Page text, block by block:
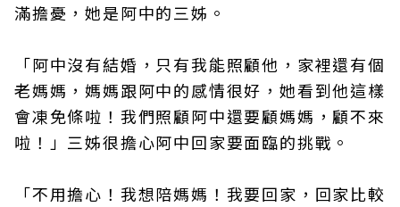
滿擔憂，她是阿中的三姊。
「阿中沒有結婚，只有我能照顧他，家裡還有個
老媽媽，媽媽跟阿中的感情很好，她看到他這樣
會凍免條啦！我們照顧阿中還要顧媽媽，顧不來
啦！」三姊很擔心阿中回家要面臨的挑戰。
「不用擔心！我想陪媽媽！我要回家，回家比較